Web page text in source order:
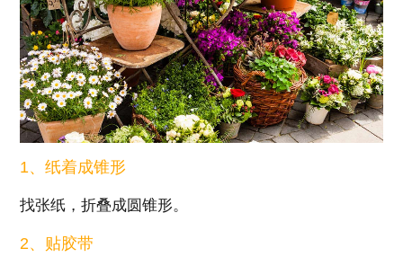
1、纸着成锥形
找张纸，折叠成圆锥形。
2、贴胶带